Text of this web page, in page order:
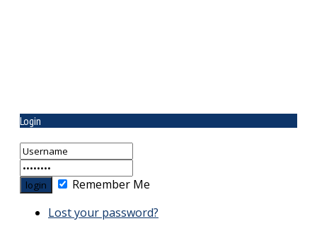
Login
Remember Me
Lost your password?